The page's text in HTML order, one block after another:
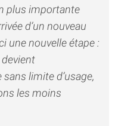
plus importante
d’un nouveau
une nouvelle étape :
limite d’usage,
les moins